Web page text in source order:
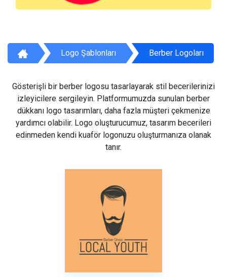
Logo Şablonları Berber Logoları
Gösterişli bir berber logosu tasarlayarak stil becerilerinizi
izleyicilere sergileyin. Platformumuzda sunulan berber
dükkanı logo tasarımları, daha fazla müşteri çekmenize
yardımcı olabilir. Logo oluşturucumuz, tasarım becerileri
edinmeden kendi kuaför logonuzu oluşturmanıza olanak
tanır.